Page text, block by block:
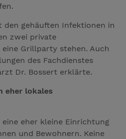
den gehäuften Infektionen in
zwei private
Grillparty stehen. Auch
des Fachdienstes
Dr. Bossert erklärte.
eher lokales
eher kleine Einrichtung
und Bewohnern. Keine